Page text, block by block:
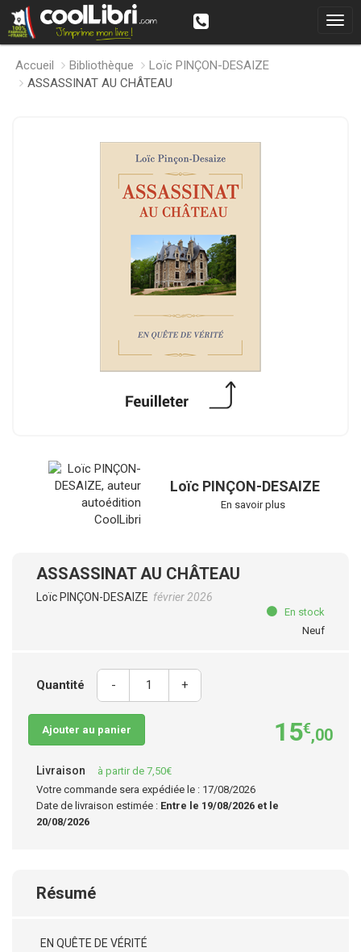
Accueil Bibliothèque
Loïc PINÇON-DESAIZE
ASSASSINAT AU CHÂTEAU
Loïc PINÇON-DESAIZE
En savoir plus
ASSASSINAT AU CHÂTEAU
Loïc PINÇON-DESAIZE février 2026
En stock
Neuf
Quantité - +
Ajouter au panier 15€,00
Livraison
à partir de 7,50€
Votre commande sera expédiée le : 17/08/2026
Date de livraison estimée : Entre le 19/08/2026 et le
20/08/2026
Résumé
EN QUÊTE DE VÉRITÉ